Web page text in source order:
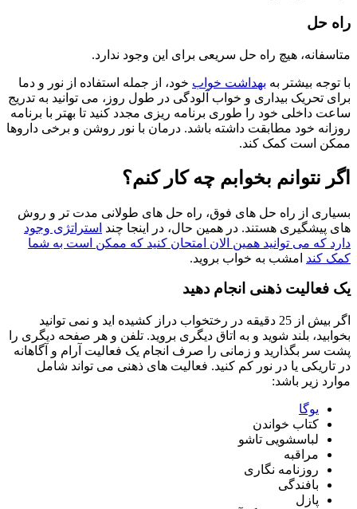
راه حل
متاسفانه، هیچ راه حل سریعی برای این وجود ندارد.
با توجه بیشتر به بهداشت خواب خود، از جمله استفاده از نور و دما
برای تحریک بیداری و خواب آلودگی در طول روز، می توانید به تدریج
ساعت داخلی خود را طوری برنامه ریزی مجدد کنید تا بهتر با برنامه
روزانه خود مطابقت داشته باشد. درمان با نور روشن و برخی داروها
ممکن است کمک کند.
اگر نتوانم بخوابم چه کار کنم؟
بسیاری از راه حل های فوق، راه حل های طولانی مدت تر و روش
های پیشگیری هستند. در همین حال، در اینجا چند استراتژی وجود
دارد که می توانید همین الان امتحان کنید که ممکن است به شما
کمک کند امشب به خواب بروید.
یک فعالیت ذهنی انجام دهید
اگر بیش از 25 دقیقه در رختخواب دراز کشیده اید و نمی توانید
بخوابید، بلند شوید و به اتاق دیگری بروید. تلفن و هر صفحه دیگری را
پشت سر بگذارید و زمانی را صرف انجام یک فعالیت آرام و آگاهانه
در تاریکی یا در نور کم کنید. فعالیت های ذهنی می تواند شامل
موارد زیر باشد:
یوگا
کتاب خواندن
لباسشویی تاشو
مراقبه
روزنامه نگاری
بافندگی
پازل